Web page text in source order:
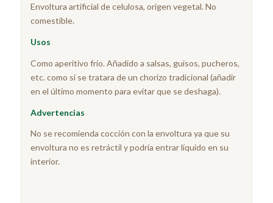
Envoltura artificial de celulosa, origen vegetal. No
comestible.
Usos
Como aperitivo frío. Añadido a salsas, guisos, pucheros,
etc. como si se tratara de un chorizo tradicional (añadir
en el último momento para evitar que se deshaga).
Advertencias
No se recomienda cocción con la envoltura ya que su
envoltura no es retráctil y podría entrar líquido en su
interior.